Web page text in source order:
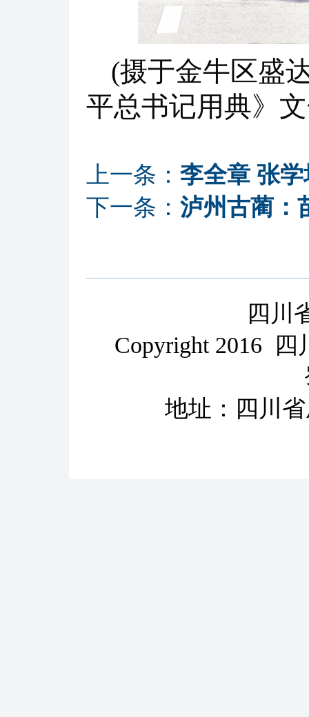
(摄于金牛区盛
平总书记用典》
上一条： 李全章 张
下一条： 泸州古蔺：
四川
Copyright 2016 四
地址：四川省